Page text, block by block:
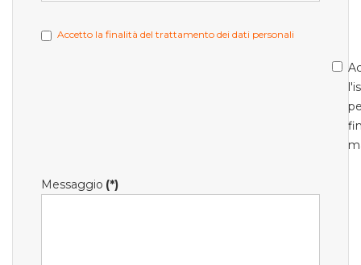
Accetto la finalità del trattamento dei dati personali
Messaggio (*)